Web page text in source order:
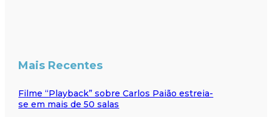
Mais Recentes
Filme “Playback” sobre Carlos Paião estreia-
se em mais de 50 salas